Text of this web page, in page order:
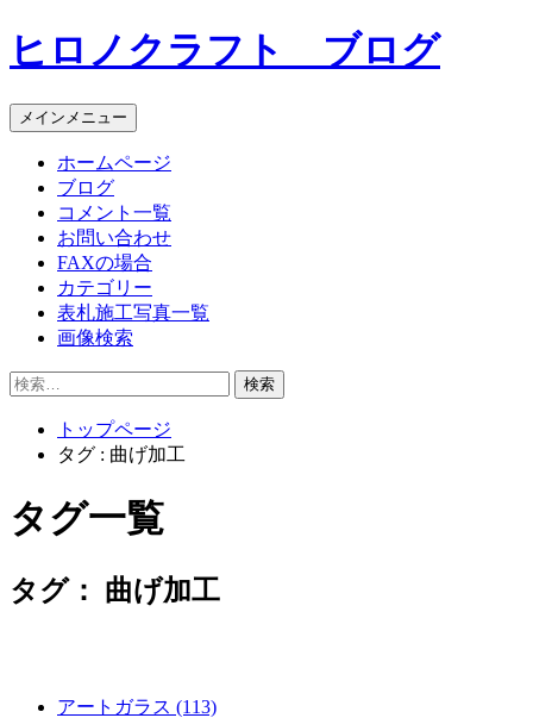
コ
ン
ン
ツ
ヒロノクラフト ブログ
メインメニュー
ホームページ
ブログ
コメント一覧
お問い合わせ
FAXの場合
カテゴリー
表札施工写真一覧
画像検索
検
トップページ
タグ : 曲げ加工
タグ一覧
タグ： 曲げ加工
アートガラス (113)